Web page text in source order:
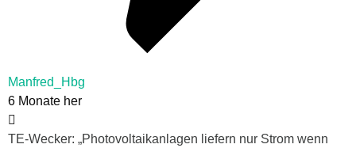
Manfred_Hbg
6 Monate her
TE-Wecker: „Photovoltaikanlagen liefern nur Strom wenn